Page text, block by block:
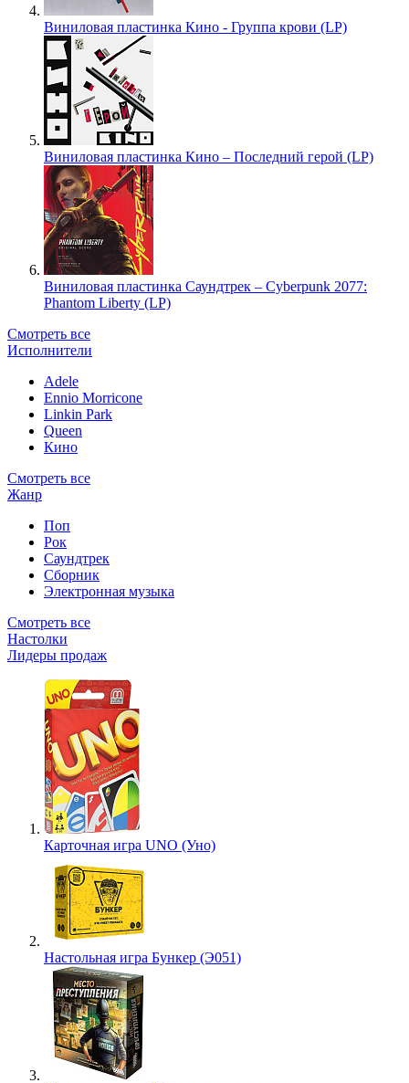
Виниловая пластинка Кино - Группа крови (LP)
Виниловая пластинка Кино – Последний герой (LP)
Виниловая пластинка Саундтрек – Cyberpunk 2077:
Phantom Liberty (LP)
Смотреть все
Исполнители
Adele
Ennio Morricone
Linkin Park
Queen
Кино
Смотреть все
Жанр
Поп
Рок
Саундтрек
Сборник
Электронная музыка
Смотреть все
Настолки
Лидеры продаж
Карточная игра UNO (Уно)
Настольная игра Бункер (Э051)